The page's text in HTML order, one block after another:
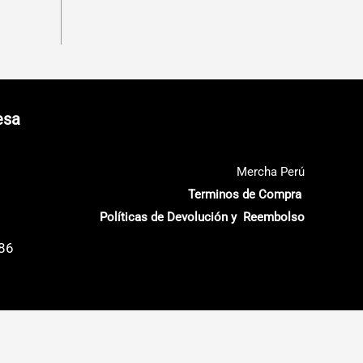
Mercha Perú
Terminos de Compra
Políticas de Devolución y Reembolso